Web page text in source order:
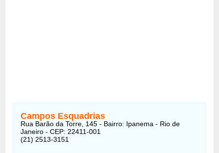
Campos Esquadrias
Rua Barão da Torre, 145 - Bairro: Ipanema - Rio de
Janeiro - CEP: 22411-001
(21) 2513-3151